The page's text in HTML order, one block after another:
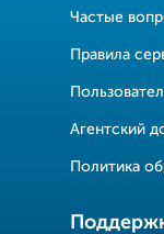
Частые
Правила
Агентский
Политика